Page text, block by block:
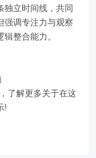
独立时间线，共同
强调专注力与观察
整合能力。
了解更多关于在这
!